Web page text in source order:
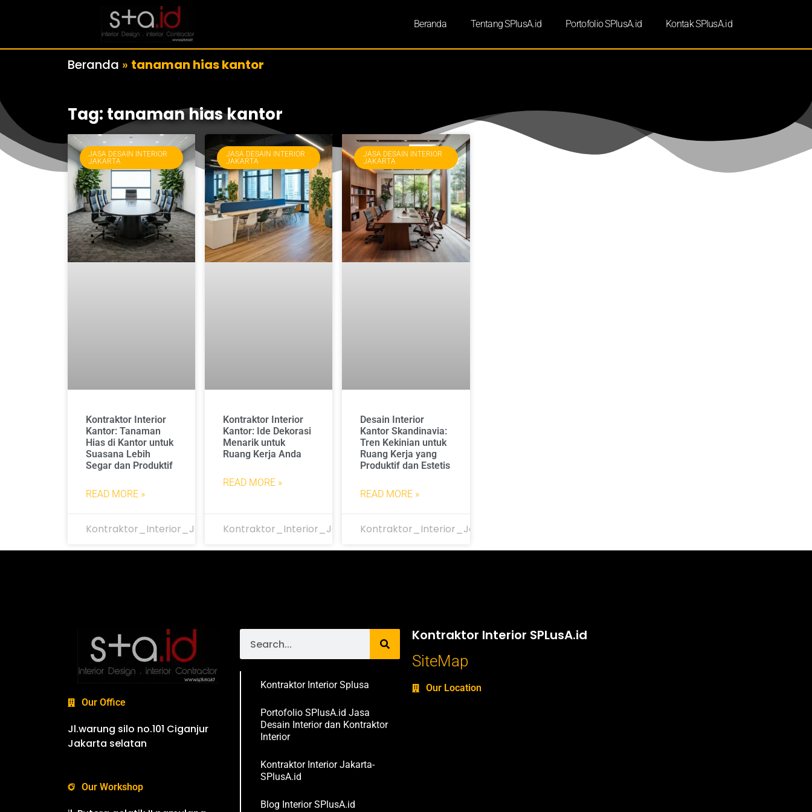
Beranda Tentang SPlusA.id Portofolio SPlusA.id Kontak SPlusA.id
Beranda » tanaman hias kantor
Tag: tanaman hias kantor
JASA DESAIN INTERIOR
JAKARTA
Kontraktor Interior
Kantor: Tanaman
Hias di Kantor untuk
Suasana Lebih
Segar dan Produktif
READ MORE »
Kontraktor_Interior_Jakarta
JASA DESAIN INTERIOR
JAKARTA
Kontraktor Interior
Kantor: Ide Dekorasi
Menarik untuk
Ruang Kerja Anda
READ MORE »
Kontraktor_Interior_Jakarta
JASA DESAIN INTERIOR
JAKARTA
Desain Interior
Kantor Skandinavia:
Tren Kekinian untuk
Ruang Kerja yang
Produktif dan Estetis
READ MORE »
Kontraktor_Interior_Jakarta
Our Office
Jl.warung silo no.101 Ciganjur
Jakarta selatan
Our Workshop
Kontraktor Interior Splusa
Portofolio SPlusA.id Jasa
Desain Interior dan Kontraktor
Interior
Kontraktor Interior Jakarta-
SPlusA.id
Blog Interior SPlusA.id
Kontraktor Interior SPLusA.id
SiteMap
Our Location